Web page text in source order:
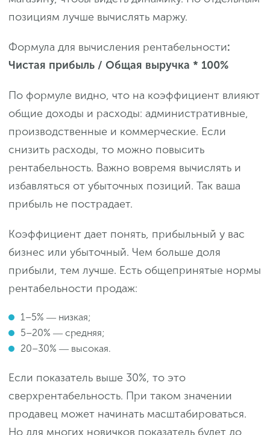
позициям лучше вычислять маржу.
Формула для вычисления рентабельности:
Чистая прибыль / Общая выручка * 100%
По формуле видно, что на коэффициент влияют
общие доходы и расходы: административные,
производственные и коммерческие. Если
снизить расходы, то можно повысить
рентабельность. Важно вовремя вычислять и
избавляться от убыточных позиций. Так ваша
прибыль не пострадает.
Коэффициент дает понять, прибыльный у вас
бизнес или убыточный. Чем больше доля
прибыли, тем лучше. Есть общепринятые нормы
рентабельности продаж:
1–5% ― низкая;
5–20% ― средняя;
20–30% ― высокая.
Если показатель выше 30%, то это
сверхрентабельность. При таком значении
продавец может начинать масштабироваться.
Но для многих новичков показатель будет до